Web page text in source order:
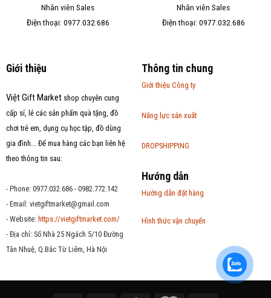
Nhân viên Sales
Điện thoại: 0977.032.686
Nhân viên Sales
Điện thoại: 0977.032.686
Giới thiệu
Việt Gift Marketshop chuyên cung
cấp sỉ, lẻ các sản phẩm quà tặng, đồ
chơi trẻ em, dụng cụ học tập, đồ dùng
gia đình... Để mua hàng các bạn liên hệ
theo thông tin sau:
- Phone: 0977.032.686 - 0982.772.142
- Email: vietgiftmarket@gmail.com
- Website: https://vietgiftmarket.com/
- Địa chỉ: Số Nhà 25 Ngách 5/10 Đường
Tân Nhuệ, Q.Bắc Từ Liêm, Hà Nội
Thông tin chung
Giới thiệu Công ty
Năng lực sản xuất
DROPSHIPPING
Hướng dẫn
Hướng dẫn đặt hàng
Hình thức vận chuyển